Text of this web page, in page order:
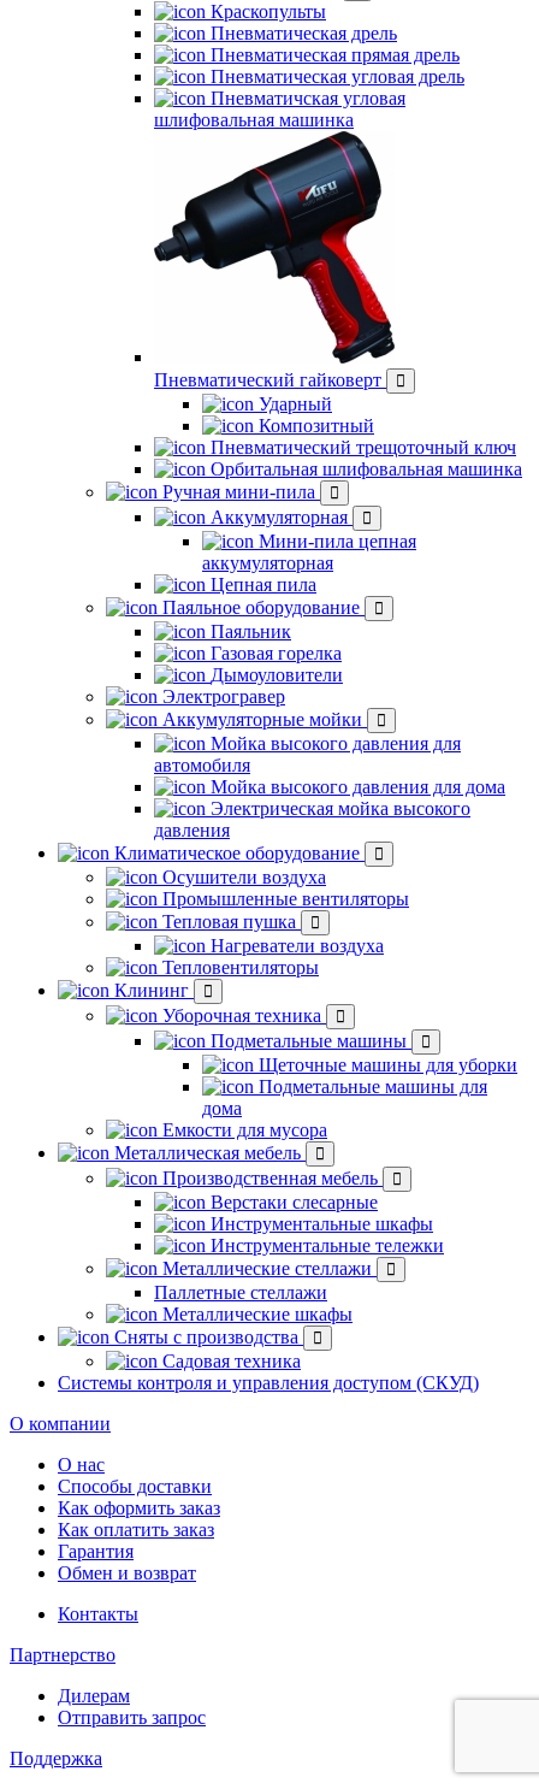
Краскопульты
Пневматическая дрель
Пневматическая прямая дрель
Пневматическая угловая дрель
Пневматичская угловая
шлифовальная машинка
Пневматический гайковерт
Ударный
Композитный
Пневматический трещоточный ключ
Орбитальная шлифовальная машинка
Ручная мини-пила
Аккумуляторная
Мини-пила цепная
аккумуляторная
Цепная пила
Паяльное оборудование
Паяльник
Газовая горелка
Дымоуловители
Электрогравер
Аккумуляторные мойки
Мойка высокого давления для
автомобиля
Мойка высокого давления для дома
Электрическая мойка высокого
давления
Климатическое оборудование
Осушители воздуха
Промышленные вентиляторы
Тепловая пушка
Нагреватели воздуха
Тепловентиляторы
Клининг
Уборочная техника
Подметальные машины
Щеточные машины для уборки
Подметальные машины для
дома
Емкости для мусора
Металлическая мебель
Производственная мебель
Верстаки слесарные
Инструментальные шкафы
Инструментальные тележки
Металлические стеллажи
Паллетные стеллажи
Металлические шкафы
Сняты с производства
Садовая техника
Системы контроля и управления доступом (СКУД)
О компании
О нас
Способы доставки
Как оформить заказ
Как оплатить заказ
Гарантия
Обмен и возврат
Контакты
Партнерство
Дилерам
Отправить запрос
Поддержка